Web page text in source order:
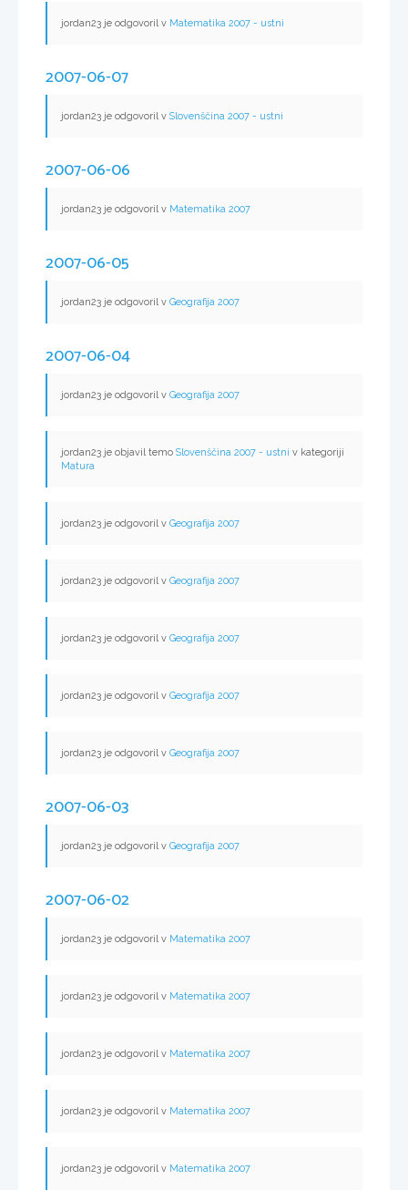
jordan23 je odgovoril v Matematika 2007 - ustni
2007-06-07
jordan23 je odgovoril v Slovenščina 2007 - ustni
2007-06-06
jordan23 je odgovoril v Matematika 2007
2007-06-05
jordan23 je odgovoril v Geografija 2007
2007-06-04
jordan23 je odgovoril v Geografija 2007
jordan23 je objavil temo Slovenščina 2007 - ustni v kategoriji
Matura
jordan23 je odgovoril v Geografija 2007
jordan23 je odgovoril v Geografija 2007
jordan23 je odgovoril v Geografija 2007
jordan23 je odgovoril v Geografija 2007
jordan23 je odgovoril v Geografija 2007
2007-06-03
jordan23 je odgovoril v Geografija 2007
2007-06-02
jordan23 je odgovoril v Matematika 2007
jordan23 je odgovoril v Matematika 2007
jordan23 je odgovoril v Matematika 2007
jordan23 je odgovoril v Matematika 2007
jordan23 je odgovoril v Matematika 2007